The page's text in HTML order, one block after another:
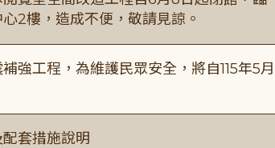
2樓，造成不便，敬請見諒。
強工程，為維護民眾安全，將自115年5月
套措施說明